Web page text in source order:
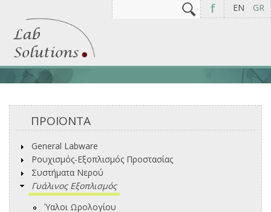
EN GR
f
Φόρμα αναζήτησης
ΠΡΟΪΟΝΤΑ
General Labware
Ρουχισμός-Εξοπλισμός Προστασίας
Συστήματα Νερού
Γυάλινος Εξοπλισμός
Ύαλοι Ωρολογίου